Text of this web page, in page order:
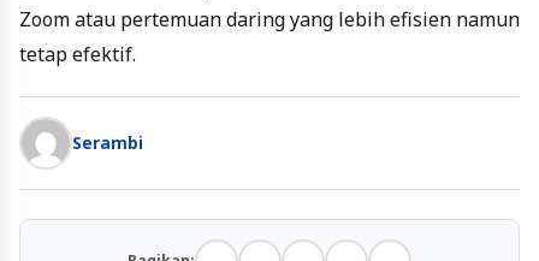
Zoom atau pertemuan daring yang lebih efisien namun
tetap efektif.
Serambi